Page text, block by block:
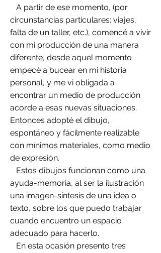
A partir de ese momento, (por
circunstancias particulares: viajes,
falta de un taller, etc.), comencé a vivir
con mi producción de una manera
diferente, desde aquel momento
empecé a bucear en mi historia
personal, y me vi obligada a
encontrar un medio de producción
acorde a esas nuevas situaciones.
Entonces adopté el dibujo,
espontáneo y fácilmente realizable
con mínimos materiales, como medio
de expresión.
Estos dibujos funcionan como una
ayuda-memoria, al ser la ilustración
una imagen-síntesis de una idea o
texto, sobre los que puedo trabajar
cuando encuentro un espacio
adecuado para hacerlo.
En esta ocasión presento tres